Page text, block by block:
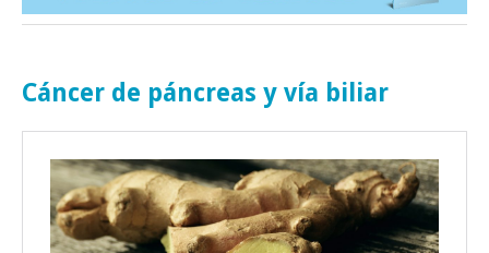
Cáncer de páncreas y vía biliar